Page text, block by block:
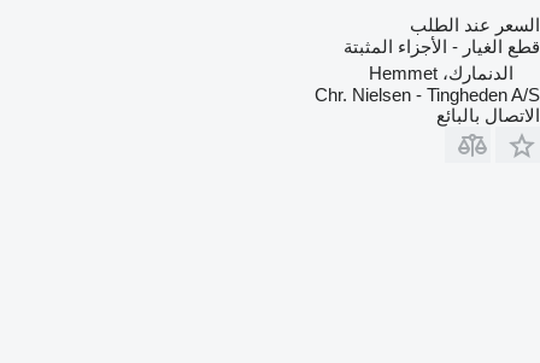
السعر عند الطلب
قطع الغيار - الأجزاء المثبتة
الدنمارك، Hemmet
Chr. Nielsen - Tingheden A/S
الاتصال بالبائع